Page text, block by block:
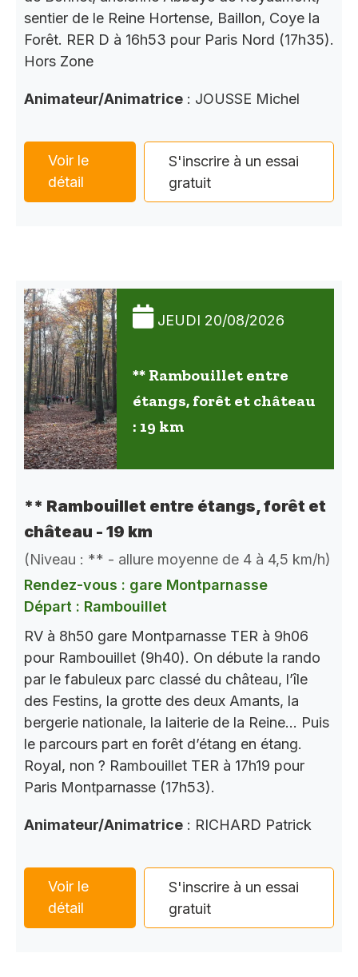
sentier de le Reine Hortense, Baillon, Coye la
Forêt. RER D à 16h53 pour Paris Nord (17h35).
Hors Zone
Animateur/Animatrice : JOUSSE Michel
Voir le
détail
S'inscrire à un essai
gratuit
JEUDI 20/08/2026
** Rambouillet entre
étangs, forêt et château
: 19 km
** Rambouillet entre étangs, forêt et
château - 19 km
(Niveau : ** - allure moyenne de 4 à 4,5 km/h)
Rendez-vous : gare Montparnasse
Départ : Rambouillet
RV à 8h50 gare Montparnasse TER à 9h06
pour Rambouillet (9h40). On débute la rando
par le fabuleux parc classé du château, l’île
des Festins, la grotte des deux Amants, la
bergerie nationale, la laiterie de la Reine… Puis
le parcours part en forêt d’étang en étang.
Royal, non ? Rambouillet TER à 17h19 pour
Paris Montparnasse (17h53).
Animateur/Animatrice : RICHARD Patrick
Voir le
détail
S'inscrire à un essai
gratuit